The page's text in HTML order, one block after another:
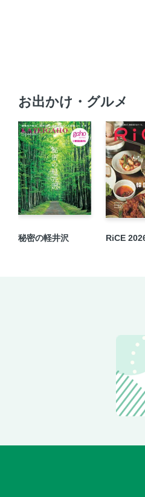
お出かけ・グルメ
秘密の軽井沢 RiCE